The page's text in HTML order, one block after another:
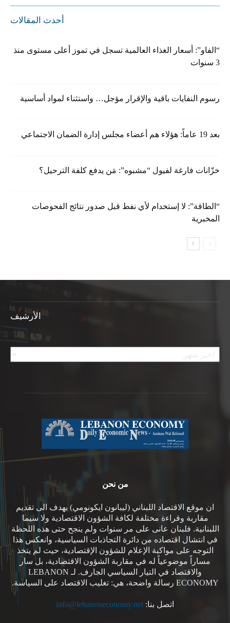
أحدث المقالات
“الفاو”: أسعار الغذاء العالمية تسجل في تموز أعلى مستوى منذ
3 سنوات
رسوم النفايات باقية والإقرار مؤجل… واستثناء لمواد أساسية
بعد 19 عاماً: هؤلاء هم أعضاء مجلس إدارة الضمان الاجتماعي
خزّانات فارغة لفيول “مشبوه”: مَن يدفع كلفة الترحيل؟
“الطاقة”: لا إستخدام لأي نفط قبل صدور نتائج الفحوصات
المخبرية
الأرشيف
الأرشيف
من نحن
ان موقع الاقتصاد اللبناني (ليبانون ايكونومي) يهدف الى تقديم
مقاربة وقراءة مختلفة لكافة الشؤون الاقتصادية ولا سيما
اللبنانية. فلبنان عانى على مر سنوات ولم ينجح حتى هذه اللحظة
في انتشال اقتصاده من دائرة التجاذبات السياسية، وانعكس هذا
التوجه على مواكبة الإعلام للشؤون الإقتصادية، حيث لم يتخذ
مساراً موضوعياً له في مقاربة الشؤون الاقتصادية، بل سار
والاقتصاد في التيار السياسي الجارف. لـ LEBANON
ECONOMY رسالة واضحة، هي: تغليب الاقتصاد على السياسة.
اتصل بنا: info@lebanoneconomy.net